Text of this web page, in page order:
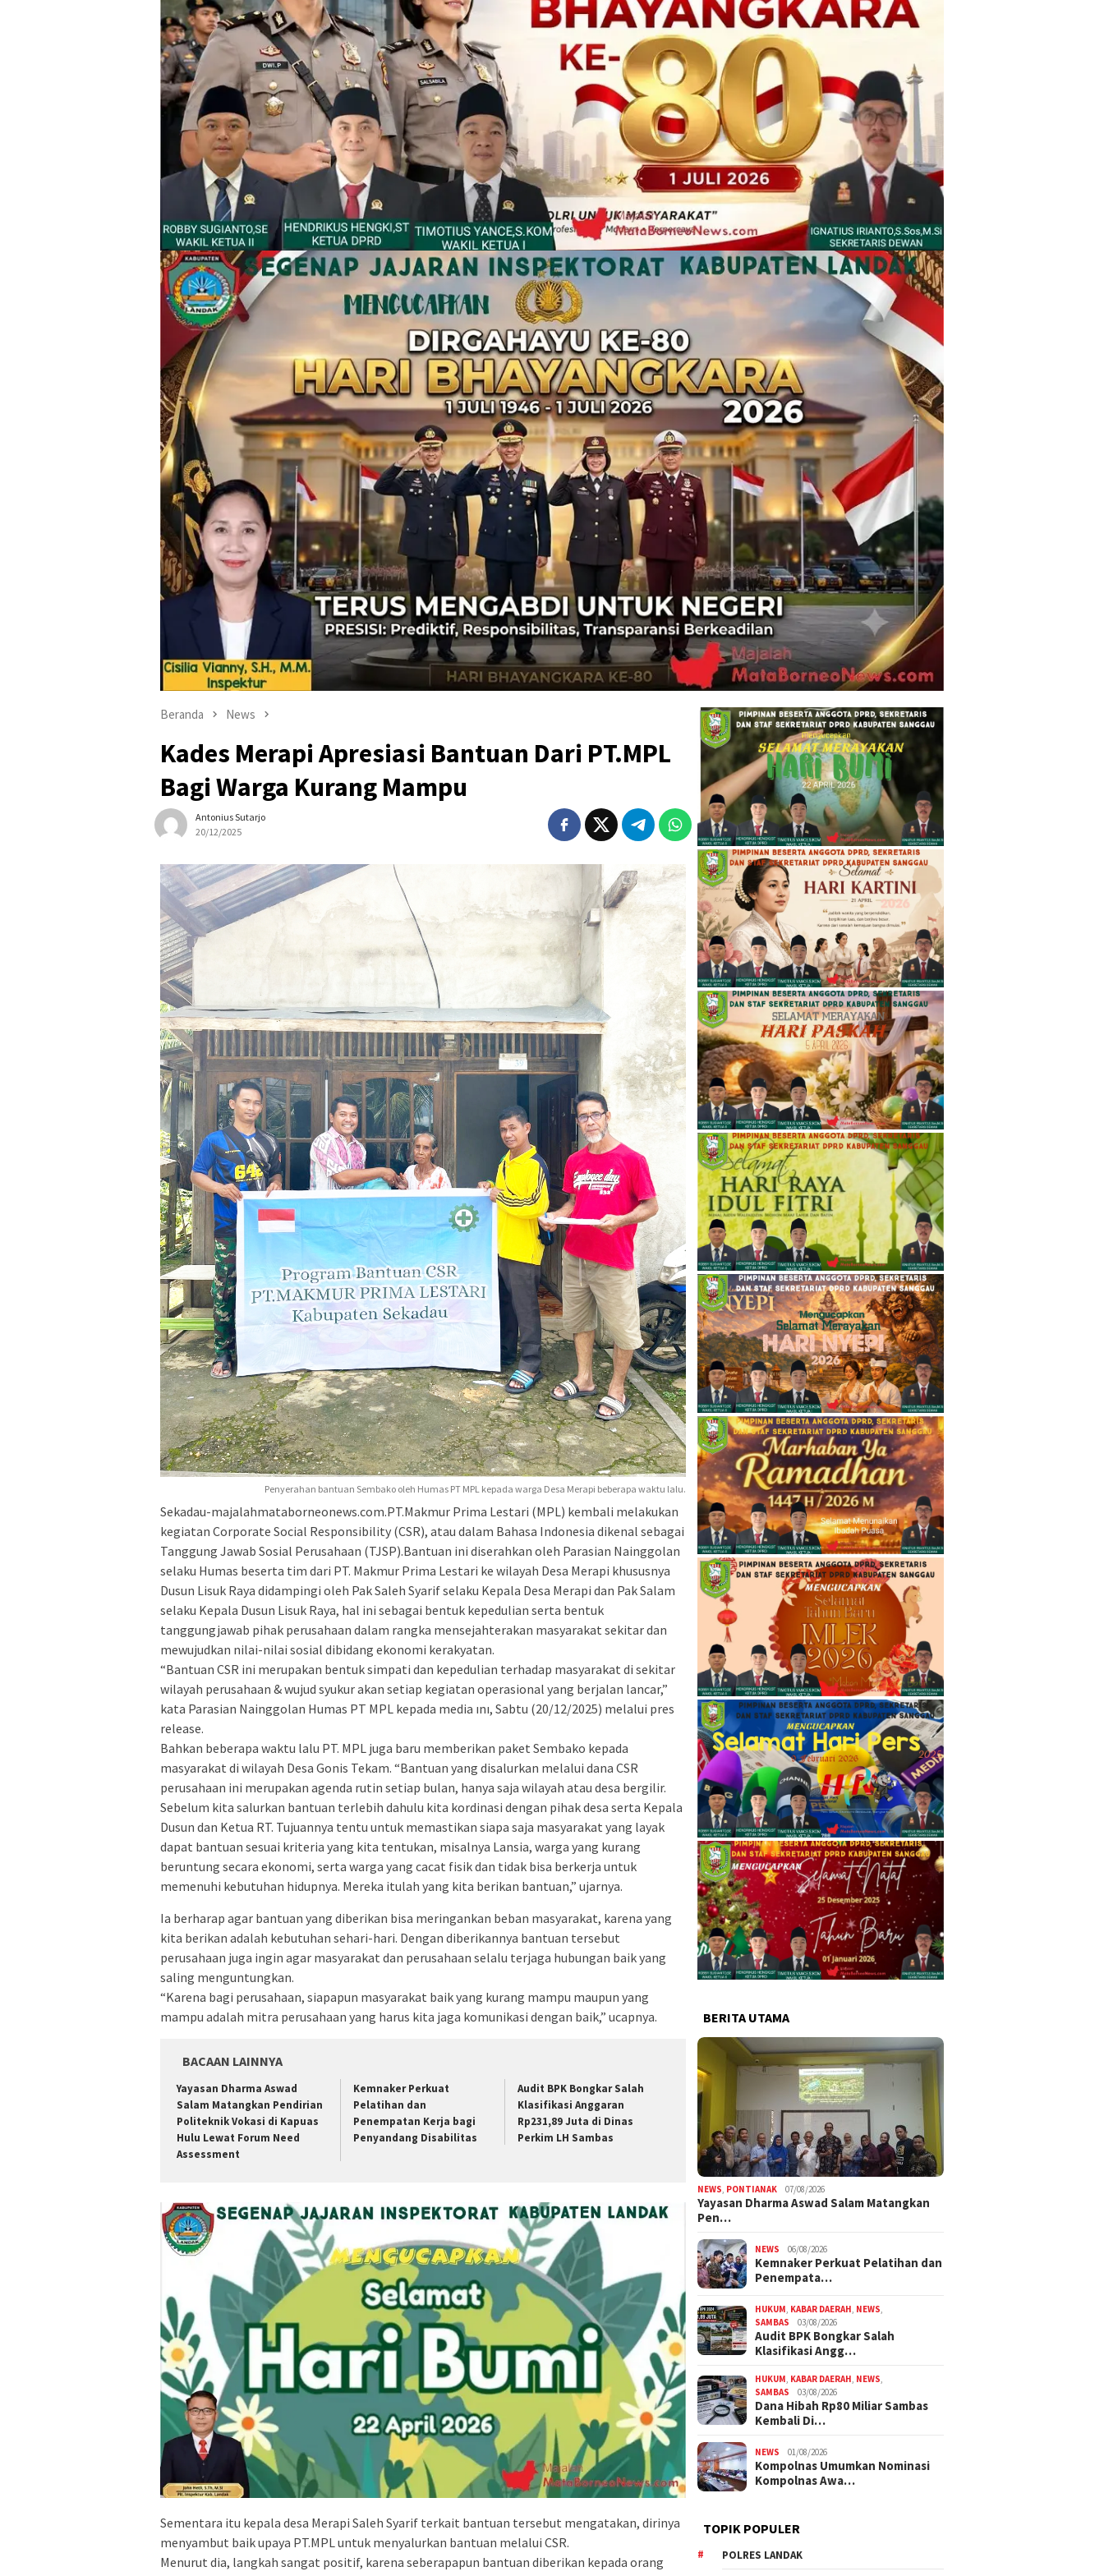
Beranda News
Kades Merapi Apresiasi Bantuan Dari PT.MPL
Bagi Warga Kurang Mampu
Antonius Sutarjo
20/12/2025
Penyerahan bantuan Sembako oleh Humas PT MPL kepada warga Desa Merapi beberapa waktu lalu.
Sekadau-majalahmataborneonews.com.PT.Makmur Prima Lestari (MPL) kembali melakukan
kegiatan Corporate Social Responsibility (CSR), atau dalam Bahasa Indonesia dikenal sebagai
Tanggung Jawab Sosial Perusahaan (TJSP).Bantuan ini diserahkan oleh Parasian Nainggolan
selaku Humas beserta tim dari PT. Makmur Prima Lestari ke wilayah Desa Merapi khususnya
Dusun Lisuk Raya didampingi oleh Pak Saleh Syarif selaku Kepala Desa Merapi dan Pak Salam
selaku Kepala Dusun Lisuk Raya, hal ini sebagai bentuk kepedulian serta bentuk
tanggungjawab pihak perusahaan dalam rangka mensejahterakan masyarakat sekitar dan
mewujudkan nilai-nilai sosial dibidang ekonomi kerakyatan.
“Bantuan CSR ini merupakan bentuk simpati dan kepedulian terhadap masyarakat di sekitar
wilayah perusahaan & wujud syukur akan setiap kegiatan operasional yang berjalan lancar,”
kata Parasian Nainggolan Humas PT MPL kepada media ını, Sabtu (20/12/2025) melalui pres
release.
Bahkan beberapa waktu lalu PT. MPL juga baru memberikan paket Sembako kepada
masyarakat di wilayah Desa Gonis Tekam. “Bantuan yang disalurkan melalui dana CSR
perusahaan ini merupakan agenda rutin setiap bulan, hanya saja wilayah atau desa bergilir.
Sebelum kita salurkan bantuan terlebih dahulu kita kordinasi dengan pihak desa serta Kepala
Dusun dan Ketua RT. Tujuannya tentu untuk memastikan siapa saja masyarakat yang layak
dapat bantuan sesuai kriteria yang kita tentukan, misalnya Lansia, warga yang kurang
beruntung secara ekonomi, serta warga yang cacat fisik dan tidak bisa berkerja untuk
memenuhi kebutuhan hidupnya. Mereka itulah yang kita berikan bantuan,” ujarnya.
Ia berharap agar bantuan yang diberikan bisa meringankan beban masyarakat, karena yang
kita berikan adalah kebutuhan sehari-hari. Dengan diberikannya bantuan tersebut
perusahaan juga ingin agar masyarakat dan perusahaan selalu terjaga hubungan baik yang
saling menguntungkan.
“Karena bagi perusahaan, siapapun masyarakat baik yang kurang mampu maupun yang
mampu adalah mitra perusahaan yang harus kita jaga komunikasi dengan baik,” ucapnya.
BACAAN LAINNYA
Yayasan Dharma Aswad
Salam Matangkan Pendirian
Politeknik Vokasi di Kapuas
Hulu Lewat Forum Need
Assessment
Kemnaker Perkuat
Pelatihan dan
Penempatan Kerja bagi
Penyandang Disabilitas
Audit BPK Bongkar Salah
Klasifikasi Anggaran
Rp231,89 Juta di Dinas
Perkim LH Sambas
Sementara itu kepala desa Merapi Saleh Syarif terkait bantuan tersebut mengatakan, dirinya
menyambut baik upaya PT.MPL untuk menyalurkan bantuan melalui CSR.
Menurut dia, langkah sangat positif, karena seberapapun bantuan diberikan kepada orang
BERITA UTAMA
NEWS PONTIANAK 07/08/2026
Yayasan Dharma Aswad Salam Matangkan
Pen…
NEWS 06/08/2026
Kemnaker Perkuat Pelatihan dan
Penempata…
HUKUM KABAR DAERAH NEWS
SAMBAS
03/08/2026
Audit BPK Bongkar Salah
Klasifikasi Angg…
HUKUM KABAR DAERAH NEWS
SAMBAS
03/08/2026
Dana Hibah Rp80 Miliar Sambas
Kembali Di…
NEWS 01/08/2026
Kompolnas Umumkan Nominasi
Kompolnas Awa…
TOPIK POPULER
POLRES LANDAK